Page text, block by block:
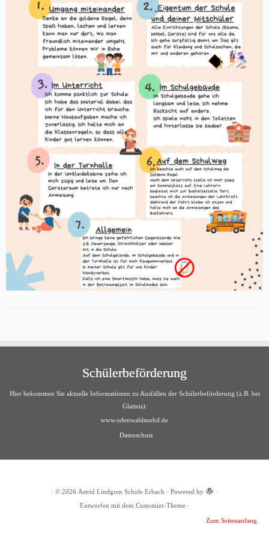
Schülerbeförderung
Hier bekommen Sie aktuelle Informationen zu Ausfällen der Schülerbeförderung (z.B. bei
Glatteis):
www.odenwaldmobil.de
Datenschutz
· © 2026 Astrid Lindgren Schule Erbach · Powered by
·
Entworfen mit dem Customizr-Theme·
Zum Seitenanfang